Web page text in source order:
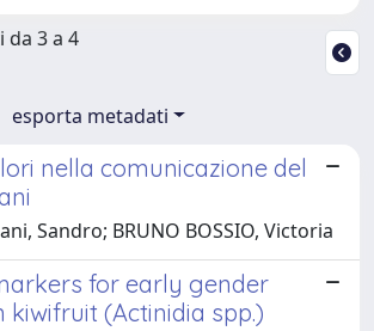
3 a 4
esporta metadati
nella comunicazione del
Sandro; BRUNO BOSSIO, Victoria
for early gender
kiwifruit (Actinidia spp.)